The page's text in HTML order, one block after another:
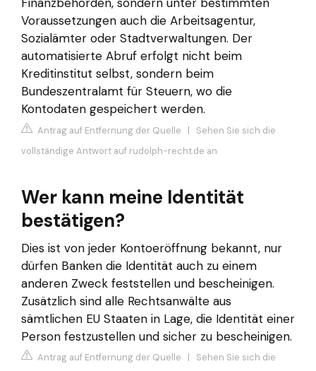
Voraussetzungen auch die Arbeitsagentur,
Sozialämter oder Stadtverwaltungen. Der
automatisierte Abruf erfolgt nicht beim
Kreditinstitut selbst, sondern beim
Bundeszentralamt für Steuern, wo die
Kontodaten gespeichert werden.
Antrag auf Entfernung der Quelle | Sehen Sie sich die
vollständige Antwort auf rudolph-recht.de an
Wer kann meine Identität
bestätigen?
Dies ist von jeder Kontoeröffnung bekannt, nur
dürfen Banken die Identität auch zu einem
anderen Zweck feststellen und bescheinigen.
Zusätzlich sind alle Rechtsanwälte aus
sämtlichen EU Staaten in Lage, die Identität einer
Person festzustellen und sicher zu bescheinigen.
Antrag auf Entfernung der Quelle | Sehen Sie sich die